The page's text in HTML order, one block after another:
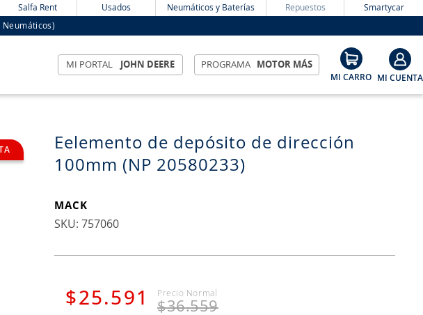
Salfa Rent Usados Neumáticos y Baterías Repuestos Smartycar
Neumáticos)
MI PORTAL JOHN DEERE PROGRAMA MOTOR MÁS
Eelemento de depósito de dirección
100mm (NP 20580233)
MACK
: 757060
$25.591 $36.559